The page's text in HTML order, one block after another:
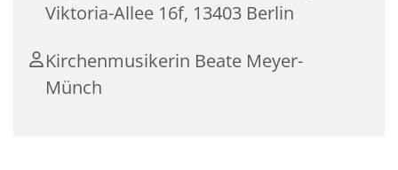
Viktoria-Allee 16f, 13403 Berlin
Kirchenmusikerin Beate Meyer-
Münch